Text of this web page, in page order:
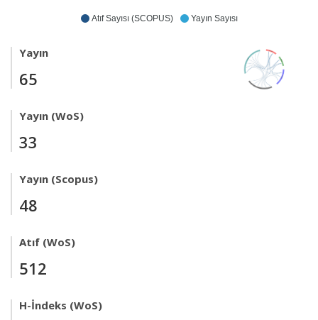
Atıf Sayısı (SCOPUS) Yayın Sayısı
Yayın
65
Yayın (WoS)
33
Yayın (Scopus)
48
Atıf (WoS)
512
H-İndeks (WoS)